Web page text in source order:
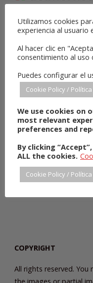
Riverside Road,
SW17 0BA
London
UNITED KINGDOM
map]
SHOPS
COPYRIGHT
All rights reserved.
Utilizamos cookies
experiencia al usuario
Al hacer clic en
consentimiento al uso
Puedes configurar el
Cookie Policy /
We use cookies on
most relevant
preferences and
By clicking
ALL the cookies.
Cookie Policy /